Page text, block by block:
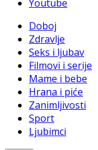
Youtube
Doboj
Zdravlje
Seks i ljubav
Filmovi i serije
Mame i bebe
Hrana i piće
Zanimljivosti
Sport
Ljubimci